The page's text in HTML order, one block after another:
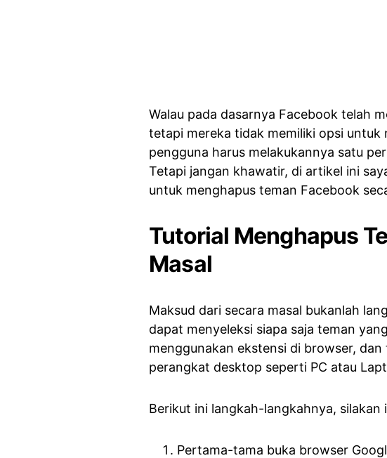
Walau pada dasarnya Facebook telah
tetapi mereka tidak memiliki opsi untuk
pengguna harus melakukannya satu
Tetapi jangan khawatir, di artikel ini
untuk menghapus teman Facebook
Tutorial Menghapus
Masal
Maksud dari secara masal bukanlah
dapat menyeleksi siapa saja teman
menggunakan ekstensi di browser,
perangkat desktop seperti PC atau
Berikut ini langkah-langkahnya, silakan
Pertama-tama buka browser